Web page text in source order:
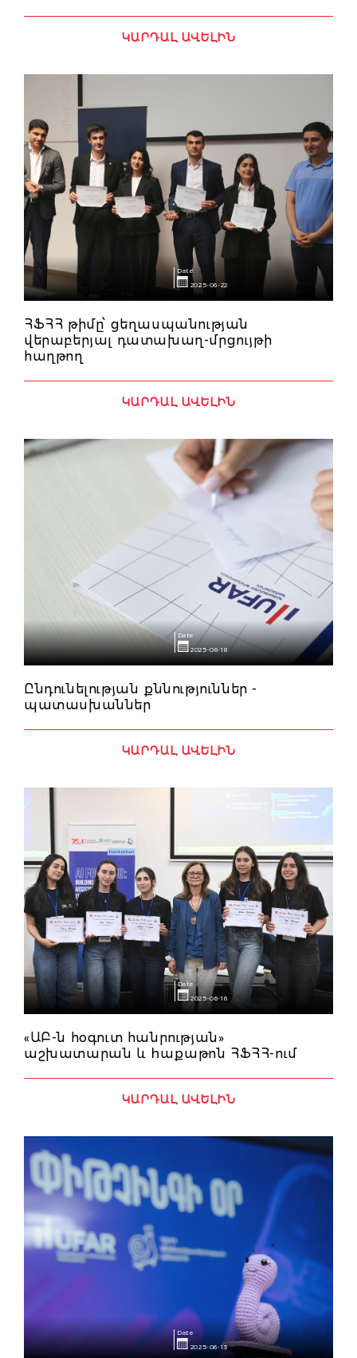
ԿԱՐԴԱԼ ԱՎԵԼԻՆ
Date
2025-06-22
ՀՖՀՀ թիմը՝ ցեղասպանության
վերաբերյալ դատախաղ-մրցույթի
հաղթող
ԿԱՐԴԱԼ ԱՎԵԼԻՆ
Date
2025-06-18
Ընդունելության քննություններ -
պատասխաններ
ԿԱՐԴԱԼ ԱՎԵԼԻՆ
Date
2025-06-16
«ԱԲ-ն հօգուտ հանրության»
աշխատարան և hաքաթոն ՀՖՀՀ-ում
ԿԱՐԴԱԼ ԱՎԵԼԻՆ
Date
2025-06-13